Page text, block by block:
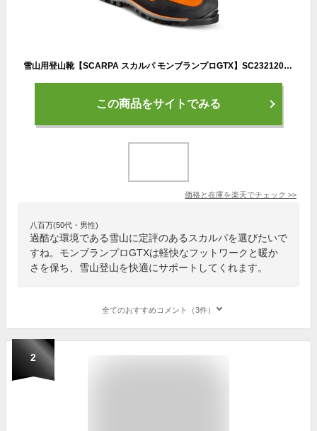
雪山用登山靴【SCARPA スカルパ モンブランプロGTX】SC23212001390 送料無料 人気 最新 ワンタッチアイゼン装着可能
この商品をサイトでみる
価格と在庫を楽天でチェック >>
八百万(50代・男性)
過酷な環境である雪山に定評のあるスカルパを選びたいで
すね。モンブランプロGTXは軽快なフットワークと暖か
さを保ち、雪山登山を快適にサポートしてくれます。
全てのおすすめコメント（3件）
2